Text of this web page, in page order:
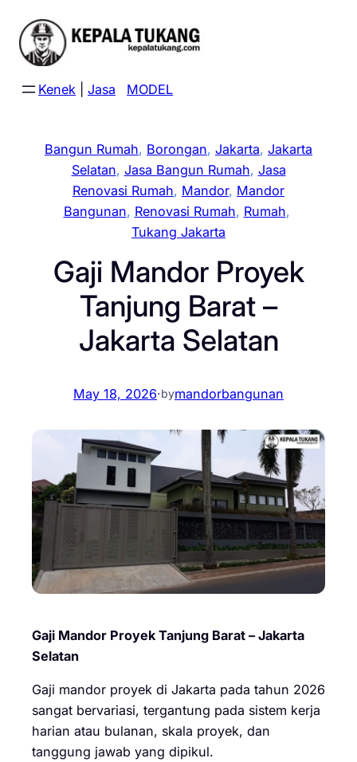
content
Kenek Jasa MODEL
Bangun Rumah, Borongan, Jakarta, Jakarta
Selatan, Jasa Bangun Rumah, Jasa
Renovasi Rumah, Mandor, Mandor
Bangunan, Renovasi Rumah, Rumah
Tukang Jakarta
Gaji Mandor Proyek
Tanjung Barat –
Jakarta Selatan
May 18, 2026·bymandorbangunan
Gaji Mandor Proyek Tanjung Barat – Jakarta
Selatan
Gaji mandor proyek di Jakarta pada tahun 2026
sangat bervariasi, tergantung pada sistem kerja
harian atau bulanan, skala proyek, dan
tanggung jawab yang dipikul.